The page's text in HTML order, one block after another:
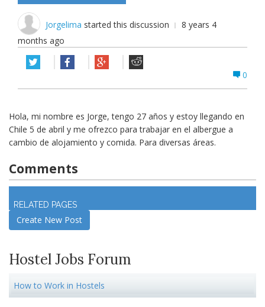
Jorgelima started this discussion
8 years 4
months ago
0
Hola, mi nombre es Jorge, tengo 27 años y estoy llegando en
Chile 5 de abril y me ofrezco para trabajar en el albergue a
cambio de alojamiento y comida. Para diversas áreas.
Comments
RELATED PAGES
Create New Post
Hostel Jobs Forum
How to Work in Hostels